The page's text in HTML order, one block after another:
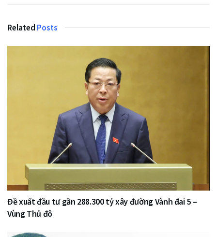
Related Posts
Đề xuất đầu tư gần 288.300 tỷ xây đường Vành đai 5 –
Vùng Thủ đô